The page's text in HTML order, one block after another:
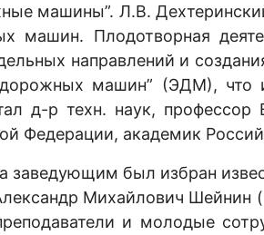
машины”. Л.В.
машин. Плодотворная
направлений и
дорожных машин” (ЭДМ),
д-р техн. наук, профессор
Федерации, академик
заведующим был избран
Михайлович Шейнин
и молодые